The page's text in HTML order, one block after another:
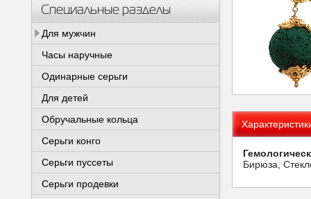
Специальные разделы
Для мужчин
Часы наручные
Одинарные серьги
Для детей
Обручальные кольца
Серьги конго
Серьги пуссеты
Серьги продевки
Бирюза,